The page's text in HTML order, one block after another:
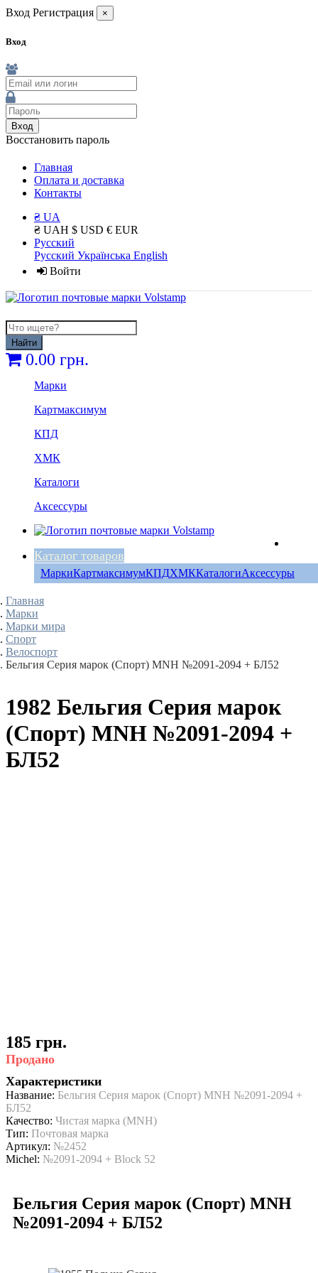
Вход Регистрация ×
Вход
Вход
Восстановить пароль
Главная
Оплата и доставка
Контакты
₴ UA
₴ UAH $ USD € EUR
Русский
Русский Українська English
Войти
Найти
0.00 грн.
Марки
Картмаксимум
КПД
ХМК
Каталоги
Аксессуры
Каталог товаров
МаркиКартмаксимумКПДХМККаталогиАксессуры
Главная
Марки
Марки мира
Спорт
Велоспорт
Бельгия Серия марок (Спорт) MNH №2091-2094 + БЛ52
1982 Бельгия Серия марок
(Спорт) MNH №2091-2094 +
БЛ52
185 грн.
Продано
Характеристики
Название: Бельгия Серия марок (Спорт) MNH №2091-2094 +
БЛ52
Качество: Чистая марка (MNH)
Тип: Почтовая марка
Артикул: №2452
Michel: №2091-2094 + Block 52
Бельгия Серия марок (Спорт) MNH
№2091-2094 + БЛ52